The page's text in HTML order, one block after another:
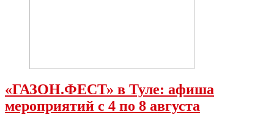
«ГАЗОН.ФЕСТ» в Туле: афиша
мероприятий с 4 по 8 августа